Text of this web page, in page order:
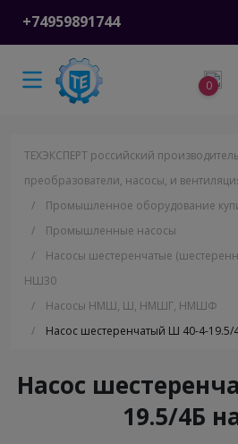
+74959891744
0
ТЕХЭКСПЕРТ российский
преобразователи, насосы, и
/
Промышленное оборудование
/
Промышленные насосы
/
Насосы шестеренчатые
НШ30
/
Насосы НМШ, Ш, НМШГ, НМШФ
/
Насос шестеренчатый Ш 40-4-19.5/
Насос
19.5/4Б